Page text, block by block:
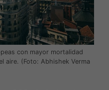
con mayor mortalidad
aire. (Foto: Abhishek Verma